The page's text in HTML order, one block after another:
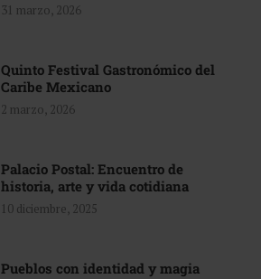
31 marzo, 2026
Quinto Festival Gastronómico del
Caribe Mexicano
2 marzo, 2026
Palacio Postal: Encuentro de
historia, arte y vida cotidiana
10 diciembre, 2025
Pueblos con identidad y magia